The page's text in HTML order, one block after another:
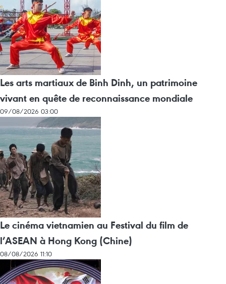
Les arts martiaux de Binh Dinh, un patrimoine
vivant en quête de reconnaissance mondiale
09/08/2026 03:00
Le cinéma vietnamien au Festival du film de
l’ASEAN à Hong Kong (Chine)
08/08/2026 11:10